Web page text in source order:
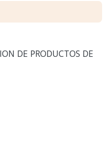
DE PRODUCTOS DE